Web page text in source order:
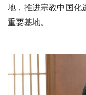
高
僧
心
地，推进宗教中国化
重要基地。